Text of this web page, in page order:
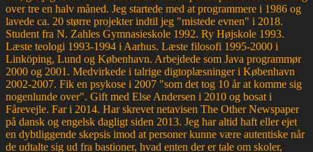
over tre en halv måned. Jeg startede med at programmere i 1986 og
lavede ca. 20 større projekter indtil jeg "mistede evnen" i 2018.
Student fra N. Zahles Gymnasieskole 1992. Ry Højskole 1993.
Læste teologi 1993-1994 i Aarhus. Læste filosofi 1995-2000 i
Linköping, Lund og København. Arbejdede som Java programmør
2000 og 2001. Medvirkede i talrige digtoplæsninger i København
2002-2007. Fik en psykose i 2007 "som det tog 10 år at komme sig
nogenlunde over". Gift med Else Andersen i 2010 og bosat i
Fårevejle. Far i 2014. Har skrevet netavisen The Other Newspaper
på dansk og engelsk dagligt siden 2013. Jeg har altid haft eller ejet
en dybtliggende skepsis imod at personer kunne være autentiske når
de udtalte sig ud fra bastioner, hvad enten der er tale om skoler,